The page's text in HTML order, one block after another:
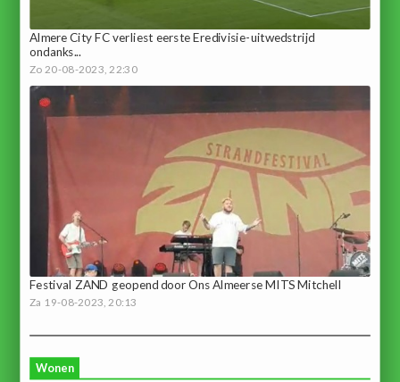
Almere City FC verliest eerste Eredivisie-uitwedstrijd
ondanks...
Zo 20-08-2023, 22:30
Festival ZAND geopend door Ons Almeerse MITS Mitchell
Za 19-08-2023, 20:13
Wonen